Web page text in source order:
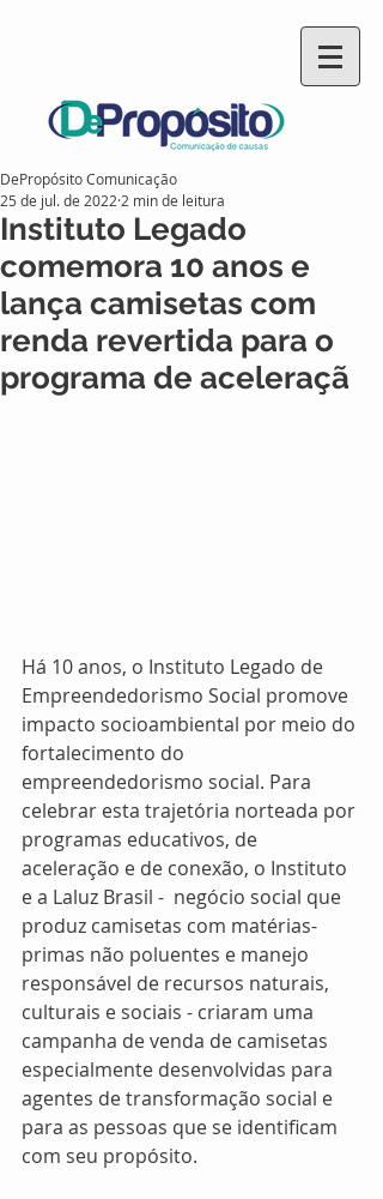
Instituto Legado
comemora 10 anos e
lança camisetas com
renda revertida para o
programa de aceleraçã
DePropósito Comunicação
25 de jul. de 2022 2 min de leitura
Há 10 anos, o Instituto Legado de
Empreendedorismo Social promove
impacto socioambiental por meio do
fortalecimento do
empreendedorismo social. Para
celebrar esta trajetória norteada por
programas educativos, de
aceleração e de conexão, o Instituto
e a Laluz Brasil -  negócio social que
produz camisetas com matérias-
primas não poluentes e manejo
responsável de recursos naturais,
culturais e sociais - criaram uma
campanha de venda de camisetas
especialmente desenvolvidas para
agentes de transformação social e
para as pessoas que se identificam
com seu propósito.